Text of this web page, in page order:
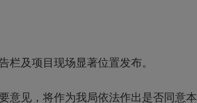
及项目现场显著位置发布。
见，将作为我局依法作出是否同意本